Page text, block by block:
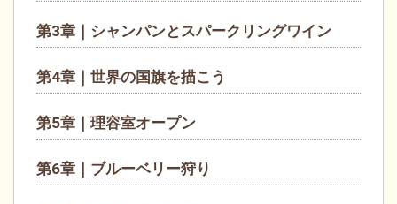
第3章｜シャンパンとスパークリングワイン
第4章｜世界の国旗を描こう
第5章｜理容室オープン
第6章｜ブルーベリー狩り